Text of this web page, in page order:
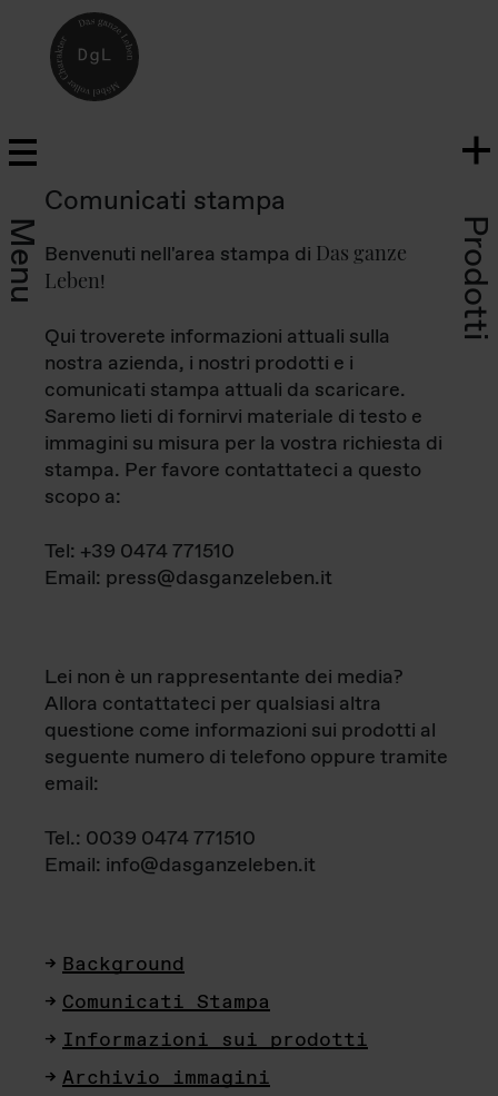
Menu Prodotti
Comunicati stampa
Benvenuti nell'area stampa di Das ganze
Leben!
Qui troverete informazioni attuali sulla
nostra azienda, i nostri prodotti e i
comunicati stampa attuali da scaricare.
Saremo lieti di fornirvi materiale di testo e
immagini su misura per la vostra richiesta di
stampa. Per favore contattateci a questo
scopo a:
Tel: +39 0474 771510
Email: press@dasganzeleben.it
Lei non è un rappresentante dei media?
Allora contattateci per qualsiasi altra
questione come informazioni sui prodotti al
seguente numero di telefono oppure tramite
email:
Tel.: 0039 0474 771510
Email: info@dasganzeleben.it
Background
Comunicati Stampa
Informazioni sui prodotti
Archivio immagini